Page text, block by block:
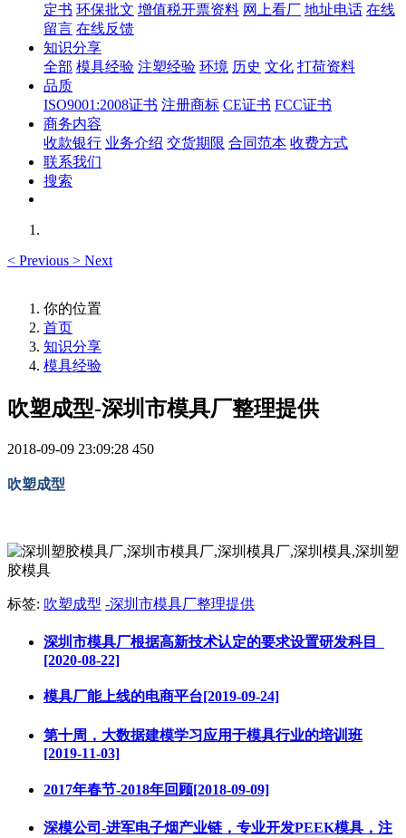
定书 环保批文 增值税开票资料 网上看厂 地址电话 在线
留言 在线反馈
知识分享
全部 模具经验 注塑经验 环境 历史 文化 打荷资料
品质
ISO9001:2008证书 注册商标 CE证书 FCC证书
商务内容
收款银行 业务介绍 交货期限 合同范本 收费方式
联系我们
搜索
< Previous > Next
你的位置
首页
知识分享
模具经验
吹塑成型-深圳市模具厂整理提供
2018-09-09 23:09:28 450
吹塑成型
标签: 吹塑成型 -深圳市模具厂整理提供
深圳市模具厂根据高新技术认定的要求设置研发科目
[2020-08-22]
模具厂能上线的电商平台[2019-09-24]
第十周，大数据建模学习应用于模具行业的培训班
[2019-11-03]
2017年春节-2018年回顾[2018-09-09]
深模公司-进军电子烟产业链，专业开发PEEK模具，注